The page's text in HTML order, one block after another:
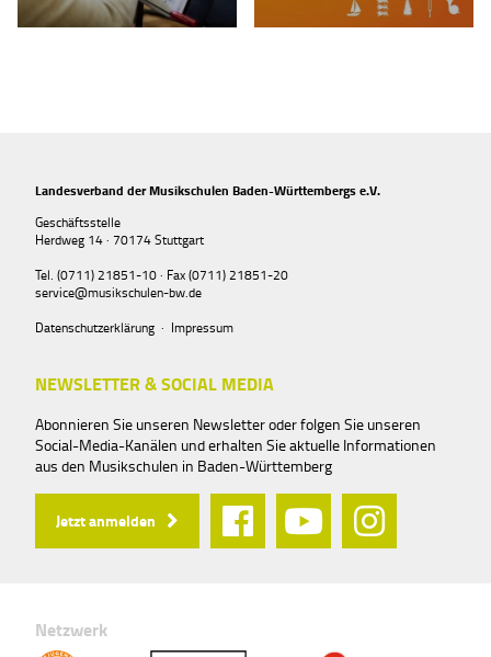
Landesverband der Musikschulen Baden-Württembergs e.V.
Geschäftsstelle
Herdweg 14 · 70174 Stuttgart
Tel. (0711) 21851-10 · Fax (0711) 21851-20
service@musikschulen-bw.de
Datenschutzerklärung · Impressum
NEWSLETTER & SOCIAL MEDIA
Abonnieren Sie unseren Newsletter oder folgen Sie unseren
Social-Media-Kanälen und erhalten Sie aktuelle Informationen
aus den Musikschulen in Baden-Württemberg
Jetzt anmelden
Netzwerk